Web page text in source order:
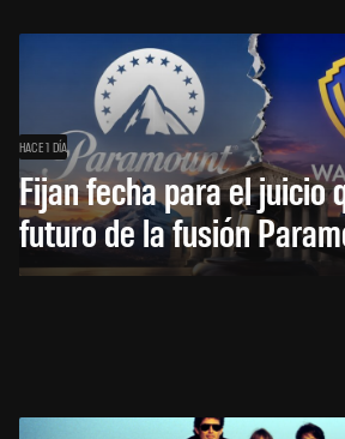
HACE 1 DÍA
Fijan fecha para el juicio
futuro de la fusión